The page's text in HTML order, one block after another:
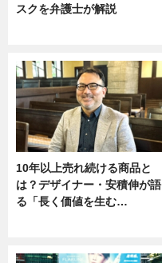
スクを弁護士が解説
10年以上売れ続ける商品と
は？デザイナー・安積伸が語
る「長く価値を生む…